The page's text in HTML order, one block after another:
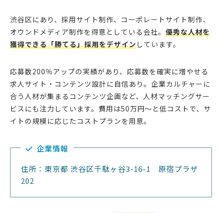
渋谷区にあり、採用サイト制作、コーポレートサイト制作、
オウンドメディア制作を得意としている会社。 優秀な人材を
獲得できる「勝てる」採用をデザインしています。
応募数200％アップの実績があり、応募数を確実に増やせる
求人サイト・コンテンツ設計に自信あり。企業カルチャーに
合う人材が集まるコンテンツ企画など、人材マッチングサー
ビスにも注力しています。費用は50万円〜と低コストで、サ
イトの規模に応じたコストプランを用意。
企業情報
住所：東京都 渋谷区千駄ヶ谷3-16-1 原宿プラザ
202